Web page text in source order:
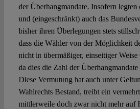
der Überhangmandate. Insofern legten
und (eingeschränkt) auch das
bisher ihren Überlegungen stets
dass die Wähler von der Möglichkeit
nicht in übermäßiger, einseitiger Weise
da dies die Zahl der
Diese Vermutung hat auch unter
Wahlrechts Bestand, treibt ein
mittlerweile doch zwar nicht mehr auf